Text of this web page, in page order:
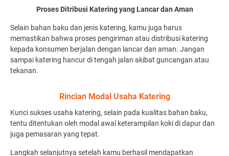
Proses Ditribusi Katering yang Lancar dan Aman
Selain bahan baku dan jenis katering, kamu juga harus
memastikan bahwa proses pengiriman atau distribusi katering
kepada konsumen berjalan dengan lancar dan aman. Jangan
sampai katering hancur di tengah jalan akibat guncangan atau
tekanan.
Rincian Modal Usaha Katering
Kunci sukses usaha katering, selain pada kualitas bahan baku,
tentu ditentukan oleh modal awal keterampilan koki di dapur dan
juga pemasaran yang tepat.
Langkah selanjutnya setelah kamu berhasil mendapatkan